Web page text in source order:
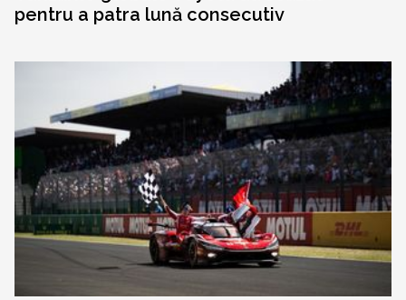
pentru a patra lună consecutiv